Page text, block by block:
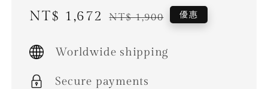
Sale
NT$ 1,672 Regular
NT$ 1,900 優惠
Worldwide shipping
Secure payments